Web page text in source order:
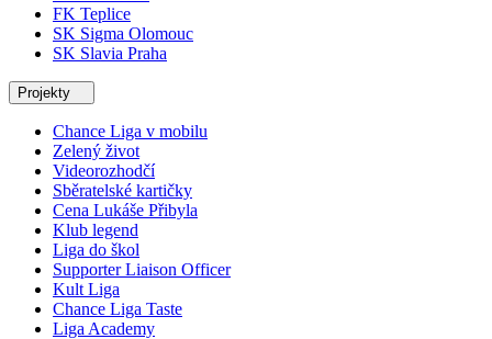
FK Teplice
SK Sigma Olomouc
SK Slavia Praha
Projekty
Chance Liga v mobilu
Zelený život
Videorozhodčí
Sběratelské kartičky
Cena Lukáše Přibyla
Klub legend
Liga do škol
Supporter Liaison Officer
Kult Liga
Chance Liga Taste
Liga Academy